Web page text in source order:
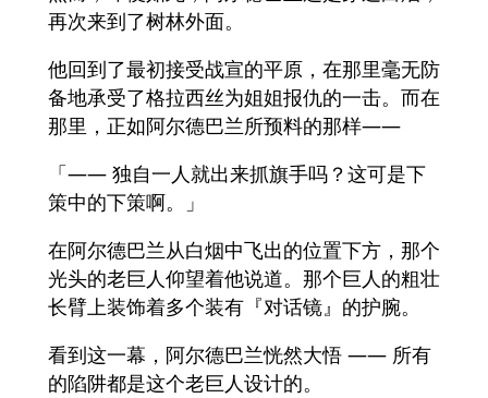
再次来到了树林外面。
他回到了最初接受战宣的平原，在那里毫无防
备地承受了格拉西丝为姐姐报仇的一击。而在
那里，正如阿尔德巴兰所预料的那样——
「—— 独自一人就出来抓旗手吗？这可是下
策中的下策啊。」
在阿尔德巴兰从白烟中飞出的位置下方，那个
光头的老巨人仰望着他说道。那个巨人的粗壮
长臂上装饰着多个装有『对话镜』的护腕。
看到这一幕，阿尔德巴兰恍然大悟 —— 所有
的陷阱都是这个老巨人设计的。